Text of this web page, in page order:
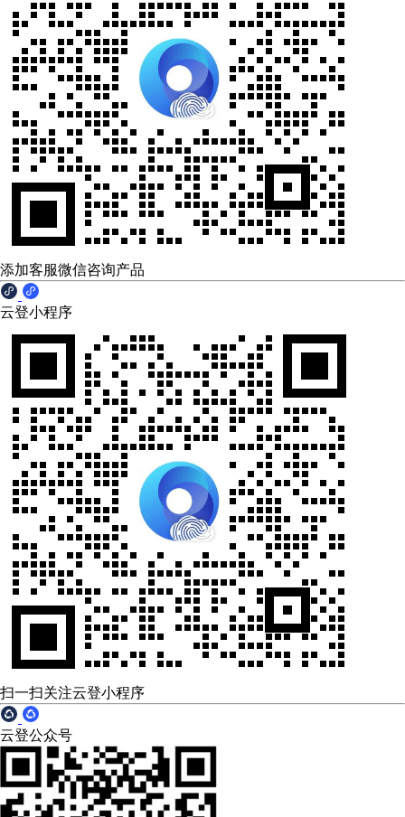
添加客服微信咨询产品
云登小程序
扫一扫关注云登小程序
云登公众号